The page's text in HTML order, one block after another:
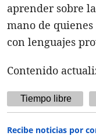
aprender sobre la
mano de
con lenguajes
Contenido
Tiempo libre
Recibe noticias por